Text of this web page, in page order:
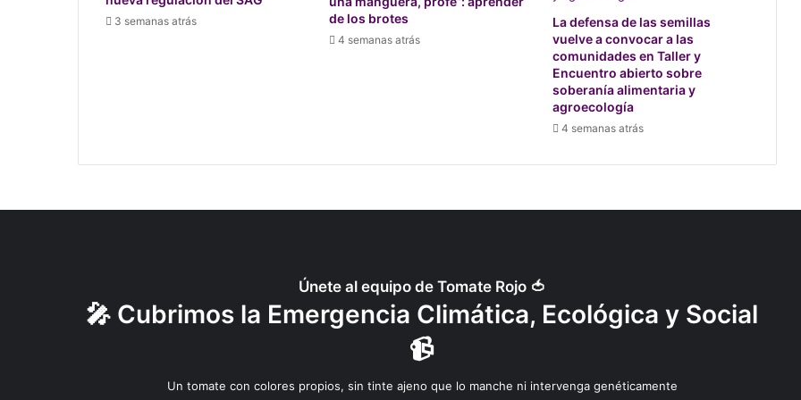
3 semanas atrás
de los brotes
4 semanas atrás
La defensa de las semillas
vuelve a convocar a las
comunidades en Taller y
Encuentro abierto sobre
soberanía alimentaria y
agroecología
4 semanas atrás
Únete al equipo de Tomate Rojo 🍅
🎤 Cubrimos la Emergencia Climática, Ecológica y Social
📹
Un tomate con colores propios, sin tinte ajeno que lo manche ni intervenga genéticamente